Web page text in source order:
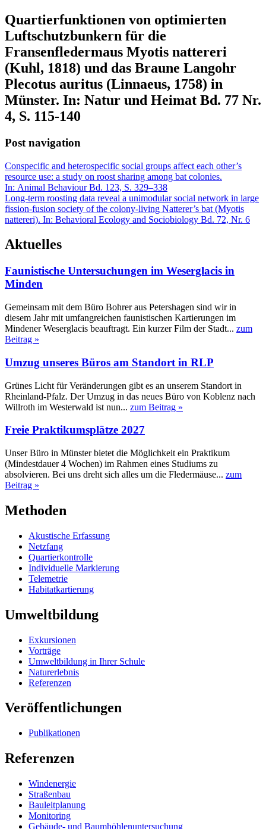
Quartierfunktionen von optimierten
Luftschutzbunkern für die
Fransenfledermaus Myotis nattereri
(Kuhl, 1818) und das Braune Langohr
Plecotus auritus (Linnaeus, 1758) in
Münster. In: Natur und Heimat Bd. 77 Nr.
4, S. 115-140
Post navigation
Conspecific and heterospecific social groups affect each other’s
resource use: a study on roost sharing among bat colonies.
In: Animal Behaviour Bd. 123, S. 329–338
Long-term roosting data reveal a unimodular social network in large
fission-fusion society of the colony-living Natterer’s bat (Myotis
nattereri). In: Behavioral Ecology and Sociobiology Bd. 72, Nr. 6
Aktuelles
Faunistische Untersuchungen im Weserglacis in
Minden
Gemeinsam mit dem Büro Bohrer aus Petershagen sind wir in
diesem Jahr mit umfangreichen faunistischen Kartierungen im
Mindener Weserglacis beauftragt. Ein kurzer Film der Stadt... zum
Beitrag »
Umzug unseres Büros am Standort in RLP
Grünes Licht für Veränderungen gibt es an unserem Standort in
Rheinland-Pfalz. Der Umzug in das neues Büro von Koblenz nach
Willroth im Westerwald ist nun... zum Beitrag »
Freie Praktikumsplätze 2027
Unser Büro in Münster bietet die Möglichkeit ein Praktikum
(Mindestdauer 4 Wochen) im Rahmen eines Studiums zu
absolvieren. Bei uns dreht sich alles um die Fledermäuse... zum
Beitrag »
Methoden
Akustische Erfassung
Netzfang
Quartierkontrolle
Individuelle Markierung
Telemetrie
Habitatkartierung
Umweltbildung
Exkursionen
Vorträge
Umweltbildung in Ihrer Schule
Naturerlebnis
Referenzen
Veröffentlichungen
Publikationen
Referenzen
Windenergie
Straßenbau
Bauleitplanung
Monitoring
Gebäude- und Baumhöhlenuntersuchung